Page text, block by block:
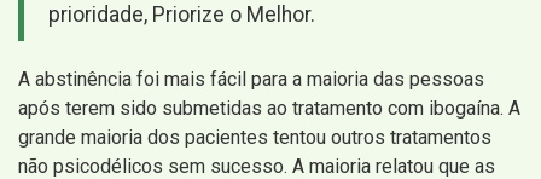
prioridade, Priorize o Melhor.
A abstinência foi mais fácil para a maioria das pessoas
após terem sido submetidas ao tratamento com ibogaína. A
grande maioria dos pacientes tentou outros tratamentos
não psicodélicos sem sucesso. A maioria relatou que as